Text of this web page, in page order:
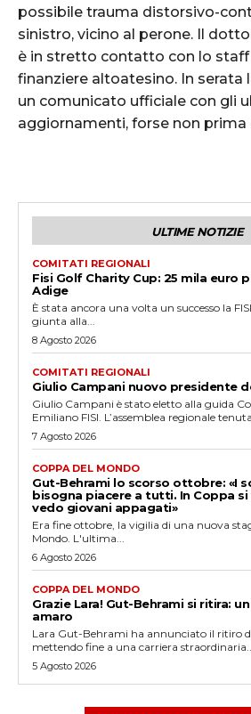
possibile trauma distorsivo-
sinistro, vicino al perone. Il
è in stretto contatto con lo staff
finanziere altoatesino. In serata
un comunicato ufficiale con gli
aggiornamenti, forse non prima
ULTIME NOTIZIE
COMITATI REGIONALI
Fisi Golf Charity Cup: 25 mila euro
Adige
È stata ancora una volta un successo la
giunta alla...
8 Agosto 2026
COMITATI REGIONALI
Giulio Campani nuovo presidente
Giulio Campani è stato eletto alla guida
Emiliano FISI. L’assemblea regionale
7 Agosto 2026
COPPA DEL MONDO
Gut-Behrami lo scorso ottobre: «I
bisogna piacere a tutti. In Coppa si
vedo giovani appagati»
Era fine ottobre, la vigilia di una nuova
Mondo. L'ultima...
6 Agosto 2026
COPPA DEL MONDO
Grazie Lara! Gut-Behrami si ritira:
amaro
Lara Gut-Behrami ha annunciato il ritiro
mettendo fine a una carriera straordinaria...
5 Agosto 2026